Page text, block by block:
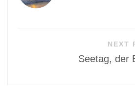
NEXT
Seetag, der